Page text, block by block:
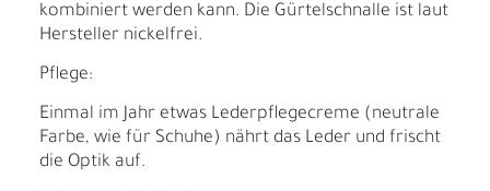
kombiniert werden kann. Die Gürtelschnalle ist laut
Hersteller nickelfrei.
Pflege:
Einmal im Jahr etwas Lederpflegecreme (neutrale
Farbe, wie für Schuhe) nährt das Leder und frischt
die Optik auf.